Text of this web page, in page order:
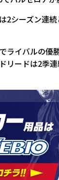
2シーズン連
ライバルの優
リードは2季